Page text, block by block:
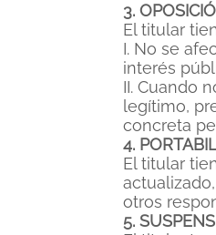
3.
El titular
I. No se
interés
II. Cuando
legítimo,
concreta
4.
El titular
otros
5.